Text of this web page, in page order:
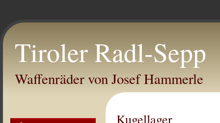
Tiroler Radl-Sepp
Waffenräder von Josef Hammerle
Kugellager